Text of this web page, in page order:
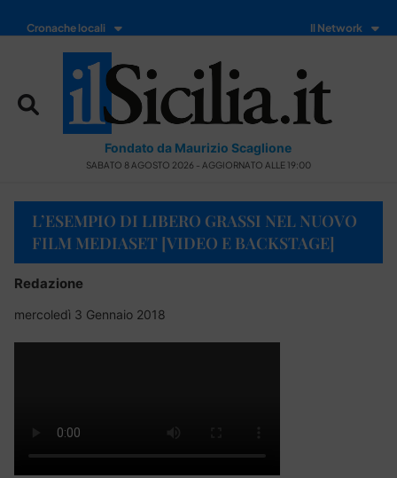
Cronache locali Il Network
Fondato da Maurizio Scaglione
SABATO 8 AGOSTO 2026 - AGGIORNATO ALLE 19:00
L’ESEMPIO DI LIBERO GRASSI NEL NUOVO
FILM MEDIASET [VIDEO E BACKSTAGE]
Redazione
mercoledì 3 Gennaio 2018